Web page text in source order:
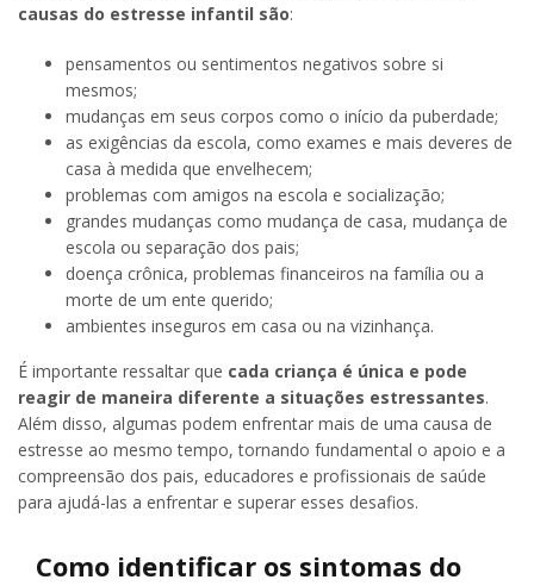
causas do estresse infantil são:
pensamentos ou sentimentos negativos sobre si
mesmos;
mudanças em seus corpos como o início da puberdade;
as exigências da escola, como exames e mais deveres de
casa à medida que envelhecem;
problemas com amigos na escola e socialização;
grandes mudanças como mudança de casa, mudança de
escola ou separação dos pais;
doença crônica, problemas financeiros na família ou a
morte de um ente querido;
ambientes inseguros em casa ou na vizinhança.
É importante ressaltar que cada criança é única e pode
reagir de maneira diferente a situações estressantes.
Além disso, algumas podem enfrentar mais de uma causa de
estresse ao mesmo tempo, tornando fundamental o apoio e a
compreensão dos pais, educadores e profissionais de saúde
para ajudá-las a enfrentar e superar esses desafios.
Como identificar os sintomas do